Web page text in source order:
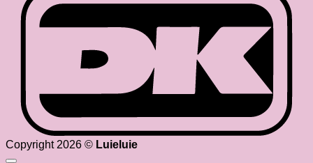
Copyright 2026 © Luieluie